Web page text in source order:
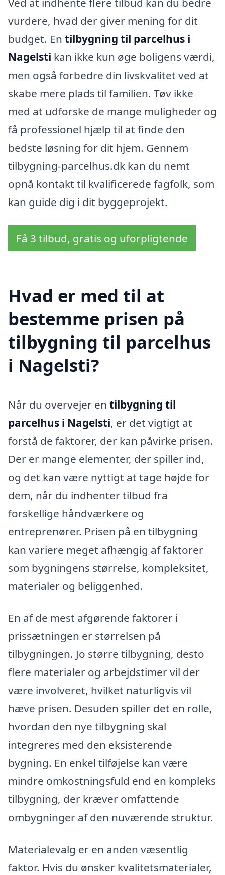
vurdere, hvad der giver mening for dit
budget. En tilbygning til parcelhus i
Nagelsti kan ikke kun øge boligens værdi,
men også forbedre din livskvalitet ved at
skabe mere plads til familien. Tøv ikke
med at udforske de mange muligheder og
få professionel hjælp til at finde den
bedste løsning for dit hjem. Gennem
tilbygning-parcelhus.dk kan du nemt
opnå kontakt til kvalificerede fagfolk, som
kan guide dig i dit byggeprojekt.
Få 3 tilbud, gratis og uforpligtende
Hvad er med til at
bestemme prisen på
tilbygning til parcelhus
i Nagelsti?
Når du overvejer en tilbygning til
parcelhus i Nagelsti, er det vigtigt at
forstå de faktorer, der kan påvirke prisen.
Der er mange elementer, der spiller ind,
og det kan være nyttigt at tage højde for
dem, når du indhenter tilbud fra
forskellige håndværkere og
entreprenører. Prisen på en tilbygning
kan variere meget afhængig af faktorer
som bygningens størrelse, kompleksitet,
materialer og beliggenhed.
En af de mest afgørende faktorer i
prissætningen er størrelsen på
tilbygningen. Jo større tilbygning, desto
flere materialer og arbejdstimer vil der
være involveret, hvilket naturligvis vil
hæve prisen. Desuden spiller det en rolle,
hvordan den nye tilbygning skal
integreres med den eksisterende
bygning. En enkel tilføjelse kan være
mindre omkostningsfuld end en kompleks
tilbygning, der kræver omfattende
ombygninger af den nuværende struktur.
Materialevalg er en anden væsentlig
faktor. Hvis du ønsker kvalitetsmaterialer,